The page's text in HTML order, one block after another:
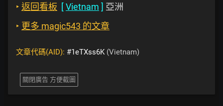
‣ 返回看板 [Vietnam ] 亞洲
‣ 更多 magic543 的文章
文章代碼(AID): #1eTXss6K(Vietnam)
關閉廣告 方便截圖